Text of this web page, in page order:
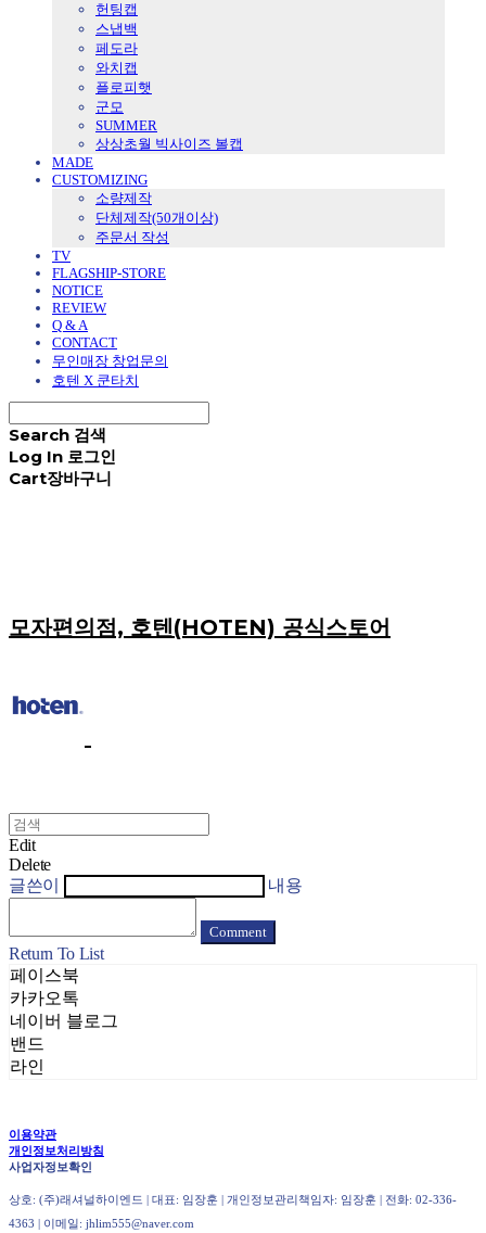
헌팅캡
스냅백
페도라
와치캡
플로피햇
군모
SUMMER
상상초월 빅사이즈 볼캡
MADE
CUSTOMIZING
소량제작
단체제작(50개이상)
주문서 작성
TV
FLAGSHIP-STORE
NOTICE
REVIEW
Q & A
CONTACT
무인매장 창업문의
호텐 X 쿤타치
Search 검색
Log In 로그인
Cart장바구니
모자편의점, 호텐(HOTEN) 공식스토어
Edit
Delete
글쓴이
내용
Comment
Return To List
페이스북
카카오톡
네이버 블로그
밴드
라인
이용약관
개인정보처리방침
사업자정보확인
상호: (주)래셔널하이엔드 | 대표: 임장훈 | 개인정보관리책임자: 임장훈 | 전화: 02-336-
4363 | 이메일: jhlim555@naver.com